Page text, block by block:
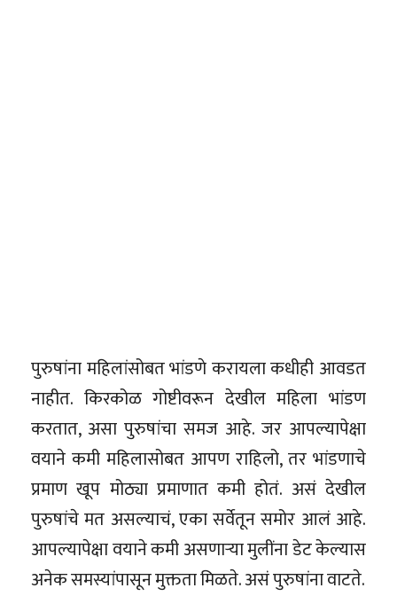
पुरुषांना महिलांसोबत भांडणे करायला कधीही आवडत
नाहीत. किरकोळ गोष्टीवरून देखील महिला भांडण
करतात, असा पुरुषांचा समज आहे. जर आपल्यापेक्षा
वयाने कमी महिलासोबत आपण राहिलो, तर भांडणाचे
प्रमाण खूप मोठ्या प्रमाणात कमी होतं. असं देखील
पुरुषांचे मत असल्याचं, एका सर्वेतून समोर आलं आहे.
आपल्यापेक्षा वयाने कमी असणाऱ्या मुलींना डेट केल्यास
अनेक समस्यांपासून मुक्तता मिळते. असं पुरुषांना वाटते.